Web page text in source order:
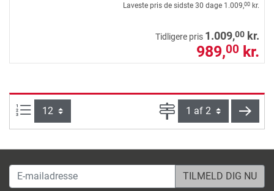
Laveste pris de sidste 30 dage 1.009,00 kr.
Tidligere pris 1.009,00 kr.
989,00 kr.
Artikel pr. side: Side
E-mailadresse